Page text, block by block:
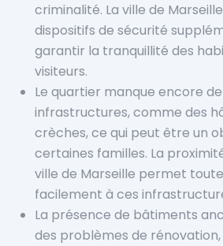
criminalité. La ville de
dispositifs de sécurité
garantir la tranquillité des
visiteurs.
Le quartier manque encore
infrastructures, comme des
crèches, ce qui peut être un
certaines familles. La
ville de Marseille permet
facilement à ces
La présence de bâtiments
des problèmes de